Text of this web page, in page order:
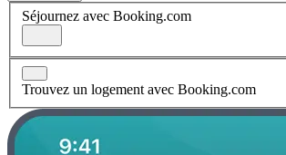
Séjournez avec Booking.com
Trouvez un logement avec Booking.com